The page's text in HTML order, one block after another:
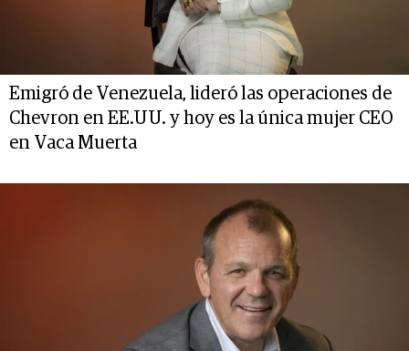
Emigró de Venezuela, lideró las operaciones de
Chevron en EE.UU. y hoy es la única mujer CEO
en Vaca Muerta